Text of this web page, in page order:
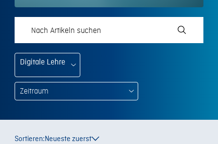
Digitale Lehre
Sortieren:Neueste zuerst